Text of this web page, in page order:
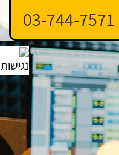
03-744-7571